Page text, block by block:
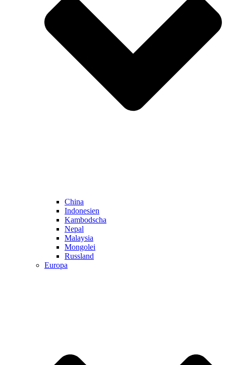
China
Indonesien
Kambodscha
Nepal
Malaysia
Mongolei
Russland
Europa